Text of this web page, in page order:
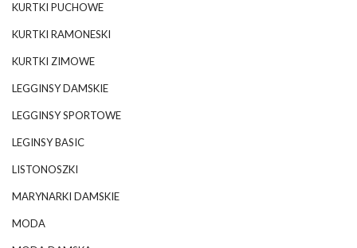
KURTKI PUCHOWE
KURTKI RAMONESKI
KURTKI ZIMOWE
LEGGINSY DAMSKIE
LEGGINSY SPORTOWE
LEGINSY BASIC
LISTONOSZKI
MARYNARKI DAMSKIE
MODA